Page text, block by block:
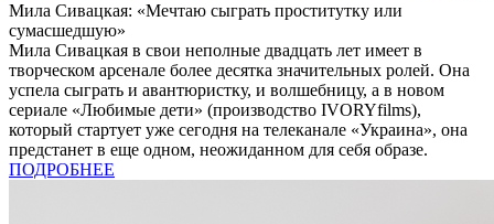
Мила Сивацкая: «Мечтаю сыграть проститутку или
сумасшедшую»
Мила Сивацкая в свои неполные двадцать лет имеет в
творческом арсенале более десятка значительных ролей. Она
успела сыграть и авантюристку, и волшебницу, а в новом
сериале «Любимые дети» (производство IVORYfilms),
который стартует уже сегодня на телеканале «Украина», она
предстанет в еще одном, неожиданном для себя образе.
ПОДРОБНЕЕ